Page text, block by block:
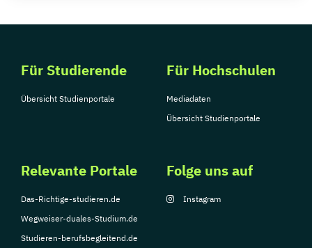
Für Studierende
Übersicht Studienportale
Für Hochschulen
Mediadaten
Übersicht Studienportale
Relevante Portale
Das-Richtige-studieren.de
Wegweiser-duales-Studium.de
Studieren-berufsbegleitend.de
Folge uns auf
Instagram